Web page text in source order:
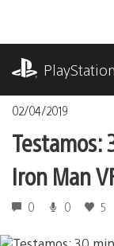
o
conteúdoPlayStation
02/04/2019
Testamos:
Iron Man
0 0 5